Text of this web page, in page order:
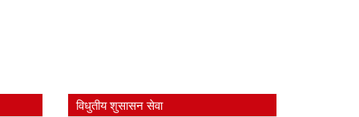
विधुतीय शुसासन सेवा